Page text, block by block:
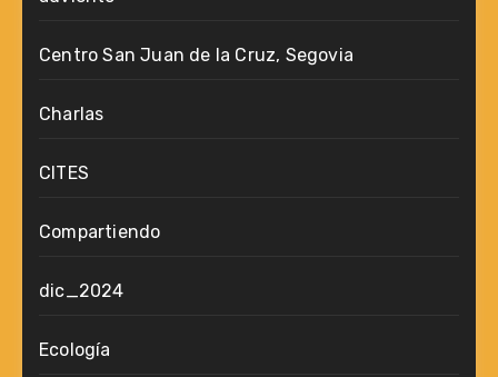
Centro San Juan de la Cruz, Segovia
Charlas
CITES
Compartiendo
dic_2024
Ecología